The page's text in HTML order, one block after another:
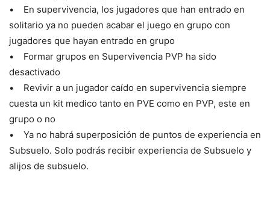
• En supervivencia, los jugadores que han entrado en
solitario ya no pueden acabar el juego en grupo con
jugadores que hayan entrado en grupo
• Formar grupos en Supervivencia PVP ha sido
desactivado
• Revivir a un jugador caído en supervivencia siempre
cuesta un kit medico tanto en PVE como en PVP, este en
grupo o no
• Ya no habrá superposición de puntos de experiencia en
Subsuelo. Solo podrás recibir experiencia de Subsuelo y
alijos de subsuelo.